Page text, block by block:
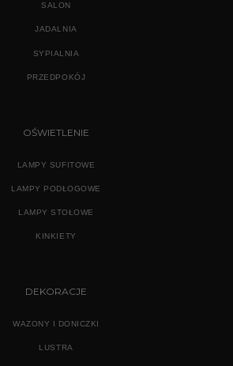
SALON
JADALNIA
SYPIALNIA
PRZEDPOKÓJ
OŚWIETLENIE
LAMPY SUFITOWE
LAMPY PODŁOGOWE
LAMPY STOŁOWE
KINKIETY
DEKORACJE
WAZONY I DONICZKI
LUSTRA